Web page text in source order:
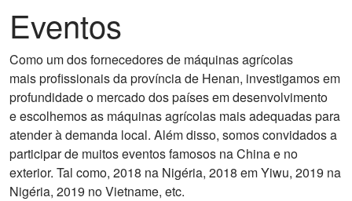
Eventos
Como um dos fornecedores de máquinas agrícolas
mais profissionais da província de Henan, investigamos em
profundidade o mercado dos países em desenvolvimento
e escolhemos as máquinas agrícolas mais adequadas para
atender à demanda local. Além disso, somos convidados a
participar de muitos eventos famosos na China e no
exterior. Tal como, 2018 na Nigéria, 2018 em Yiwu, 2019 na
Nigéria, 2019 no Vietname, etc.